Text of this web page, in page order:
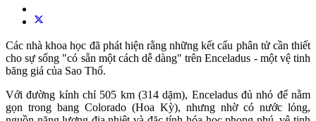
Các nhà khoa học đã phát hiện rằng những kết cấu phân tử cần thiết
cho sự sống "có sẵn một cách dễ dàng" trên Enceladus - một vệ tinh
băng giá của Sao Thổ.
Với đường kính chỉ 505 km (314 dặm), Enceladus đủ nhỏ để nằm
gọn trong bang Colorado (Hoa Kỳ), nhưng nhờ có nước lỏng,